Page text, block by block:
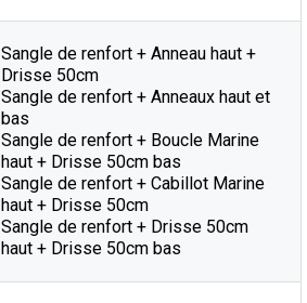
Sangle de renfort + Anneau haut +
Drisse 50cm
Sangle de renfort + Anneaux haut et
bas
Sangle de renfort + Boucle Marine
haut + Drisse 50cm bas
Sangle de renfort + Cabillot Marine
haut + Drisse 50cm
Sangle de renfort + Drisse 50cm
haut + Drisse 50cm bas